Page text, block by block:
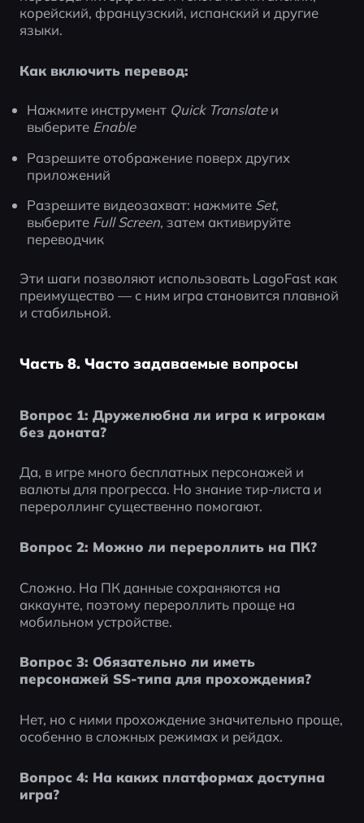
корейский, французский, испанский и другие
языки.
Как включить перевод:
Нажмите инструмент Quick Translate и
выберите Enable
Разрешите отображение поверх других
приложений
Разрешите видеозахват: нажмите Set,
выберите Full Screen, затем активируйте
переводчик
Эти шаги позволяют использовать LagoFast как
преимущество — с ним игра становится плавной
и стабильной.
Часть 8. Часто задаваемые вопросы
Вопрос 1: Дружелюбна ли игра к игрокам
без доната?
Да, в игре много бесплатных персонажей и
валюты для прогресса. Но знание тир-листа и
перероллинг существенно помогают.
Вопрос 2: Можно ли перероллить на ПК?
Сложно. На ПК данные сохраняются на
аккаунте, поэтому перероллить проще на
мобильном устройстве.
Вопрос 3: Обязательно ли иметь
персонажей SS-типа для прохождения?
Нет, но с ними прохождение значительно проще,
особенно в сложных режимах и рейдах.
Вопрос 4: На каких платформах доступна
игра?